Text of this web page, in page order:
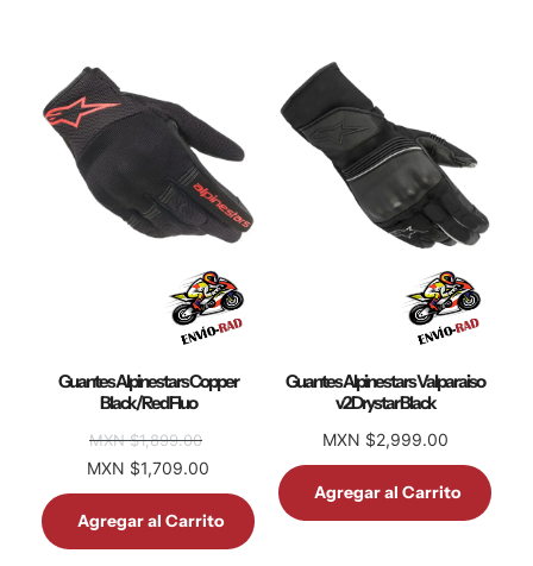
Guantes Alpinestars Copper
Black/Red Fluo
MXN $1,899.00
MXN $1,709.00
Agregar al Carrito
Guantes Alpinestars Valparaiso
v2 Drystar Black
MXN $2,999.00
Agregar al Carrito